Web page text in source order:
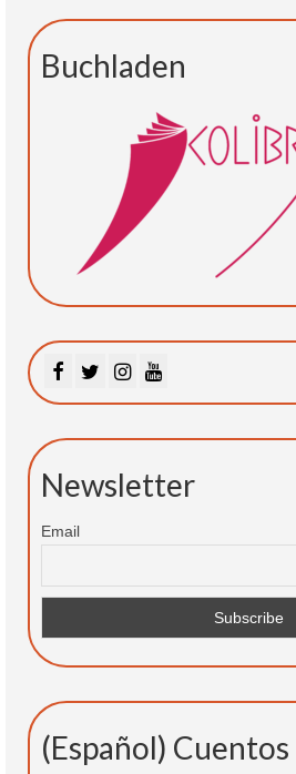
Buchladen
Newsletter
Email
(Español) Cuentos